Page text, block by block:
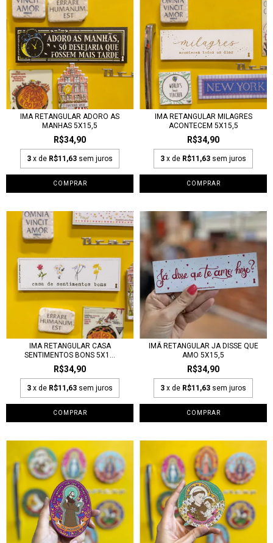
IMA RETANGULAR ADORO AS
MANHAS 5X15,5
R$34,90
3 x de R$11,63 sem juros
IMA RETANGULAR MILAGRES
ACONTECEM 5X15,5
R$34,90
3 x de R$11,63 sem juros
IMA RETANGULAR CASA
SENTIMENTOS BONS 5X1...
R$34,90
3 x de R$11,63 sem juros
IMÃ RETANGULAR JA DISSE QUE
AMO 5X15,5
R$34,90
3 x de R$11,63 sem juros